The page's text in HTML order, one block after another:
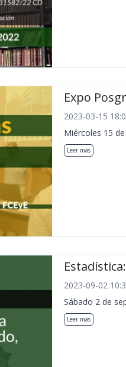
Expo
2023-03-15
Miércoles 15
Leer más
2023-09-02
Sábado 2 de
Leer más